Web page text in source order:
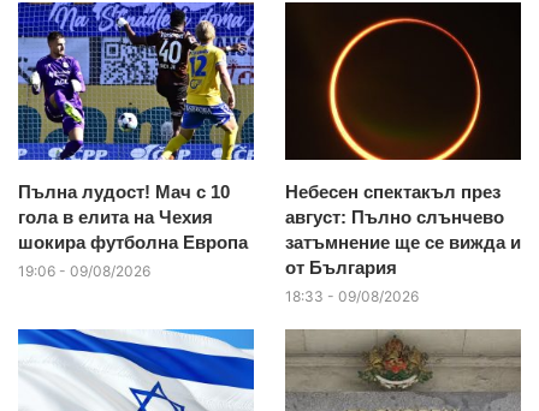
Пълна лудост! Мач с 10
гола в елита на Чехия
шокира футболна Европа
19:06 - 09/08/2026
Небесен спектакъл през
август: Пълно слънчево
затъмнение ще се вижда и
от България
18:33 - 09/08/2026